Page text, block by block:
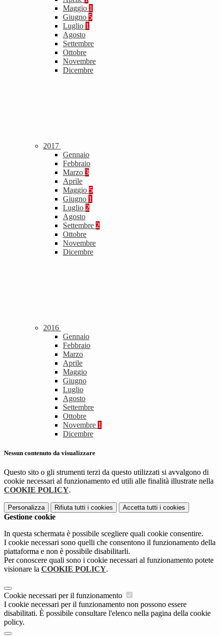
Maggio 1
Giugno 5
Luglio 1
Agosto
Settembre
Ottobre
Novembre
Dicembre
2017
Gennaio
Febbraio
Marzo 3
Aprile
Maggio 5
Giugno 1
Luglio 2
Agosto
Settembre 2
Ottobre
Novembre
Dicembre
2016
Gennaio
Febbraio
Marzo
Aprile
Maggio
Giugno
Luglio
Agosto
Settembre
Ottobre
Novembre 1
Dicembre
Nessun contenuto da visualizzare
Questo sito o gli strumenti terzi da questo utilizzati si avvalgono di
cookie necessari al funzionamento ed utili alle finalità illustrate nella
COOKIE POLICY.
Personalizza Rifiuta tutti i cookies Accetta tutti i cookies
Gestione cookie
In questa schermata è possibile scegliere quali cookie consentire.
I cookie necessari sono quelli che consentono il funzionamento della
piattaforma e non è possibile disabilitarli.
Per conoscere quali sono i cookie necessari al funzionamento potete
visionare la COOKIE POLICY.
Cookie necessari per il funzionamento
I cookie necessari per il funzionamento non possono essere
disabilitati. È possibile consultare l'elenco nella pagina della cookie
policy.